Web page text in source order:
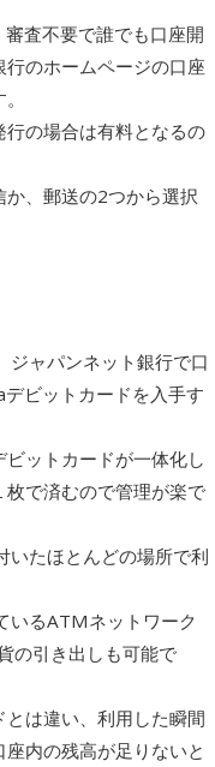
査不要で誰でも口座開
のホームページの口座
の場合は有料となるの
、郵送の2つから選択
ジャパンネット銀行で口
ビットカードを入手す
ットカードが一体化し
で済むので管理が楽で
いたほとんどの場所で利
いるATMネットワーク
の引き出しも可能で
は違い、利用した瞬間
内の残高が足りないと